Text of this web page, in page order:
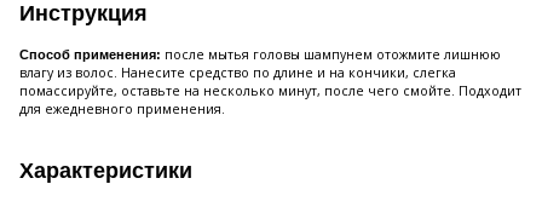
Инструкция
Способ применения: после мытья головы шампунем отожмите лишнюю
влагу из волос. Нанесите средство по длине и на кончики, слегка
помассируйте, оставьте на несколько минут, после чего смойте. Подходит
для ежедневного применения.
Характеристики